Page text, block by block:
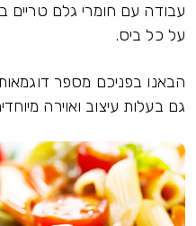
עבודה עם חומרי גלם טריים
על כל ביס.
הבאנו בפניכם מספר
גם בעלות עיצוב ואוירה